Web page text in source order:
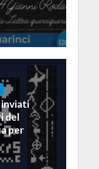
inviati
del
per